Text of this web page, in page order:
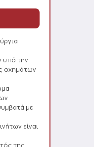
υπό την
οχημάτων
με
είναι
της